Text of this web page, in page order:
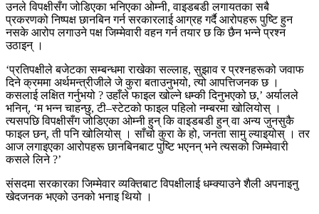
उनले विपक्षीसँग जोडिएका भनिएका ओम्नी, वाइडबडी लगायतका सबै
प्रकरणको निष्पक्ष छानबिन गर्न सरकारलाई आग्रह गर्दै आरोपहरू पुष्टि हुन
नसके आरोप लगाउने पक्ष जिम्मेवारी वहन गर्न तयार छ कि छैन भन्ने प्रश्न
उठाइन् ।
‘प्रतिपक्षीले बजेटका सम्बन्धमा राखेका सल्लाह, सुझाव र प्रश्नहरूको जवाफ
दिने क्रममा अर्थमन्त्रीजीले जे कुरा बताउनुभयो, त्यो आपत्तिजनक छ ।
कसलाई लक्षित गर्नुभयो ? उहाँले फाइल खोल्ने धम्की दिनुभएको छ,’ अर्यालले
भनिन्, ‘म भन्न चाहन्छु, टी–स्टेटको फाइल पहिलो नम्बरमा खोलियोस् ।
त्यसपछि विपक्षीसँग जोडिएका ओम्नी हुन् कि वाइडबडी हुन् वा अन्य जुनसुकै
फाइल छन्, ती पनि खोलियोस् । साँचो कुरा के हो, जनता सामु ल्याइयोस् । तर
आज लगाइएका आरोपहरू छानबिनबाट पुष्टि भएनन् भने त्यसको जिम्मेवारी
कसले लिने ?’
संसदमा सरकारका जिम्मेवार व्यक्तिबाट विपक्षीलाई धम्क्याउने शैली अपनाइनु
खेदजनक भएको उनको भनाइ थियो ।